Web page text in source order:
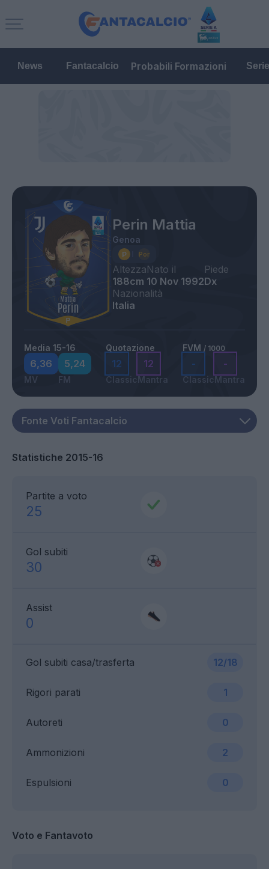
News Fantacalcio Probabili Formazioni
Perin Mattia
Genoa
Altezza
188cm
Nato il
10 Nov 1992
Piede
Dx
Nazionalità
Italia
Media 15-16
6,36
MV
5,24
FM
Quotazione
12
Classic
12
Mantra
FVM / 1000
-
Classic
-
Mantra
Statistiche 2015-16
Partite a voto
25
Gol subiti
30
Assist
0
Gol subiti casa/trasferta 12/18
Ammonizioni 2
Rigori parati 1
Espulsioni 0
Autoreti 0
Voto e Fantavoto